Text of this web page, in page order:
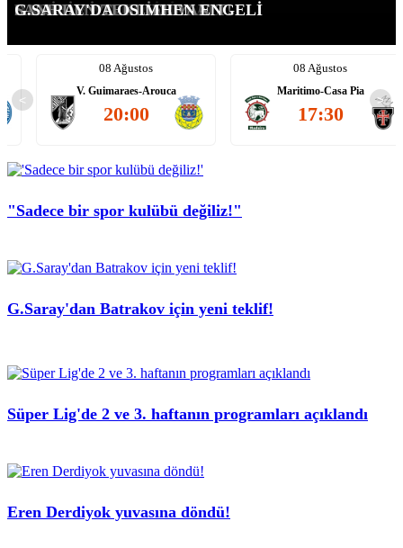
CAN UZUN'DA FARKI ERİTTİK!
OSIMHEN'DE FLAŞ İDDİA!
TRANSFERDE OSI DETAYI
HEDEF: 3 YILDIZ İSİM!
RAKİBİMİZ VILLARREAL
SANE'DEN TEKLİFE YANIT!
G.SARAY'DA OSIMHEN ENGELİ
<
08 Ağustos
V. Guimaraes-Arouca
20:00
08 Ağustos
Maritimo-Casa Pia
17:30
>
"Sadece bir spor kulübü değiliz!"
G.Saray'dan Batrakov için yeni teklif!
Süper Lig'de 2 ve 3. haftanın programları açıklandı
Eren Derdiyok yuvasına döndü!